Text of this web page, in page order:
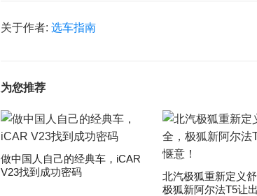
关于作者: 选车指南
为您推荐
做中国人自己的经典车，iCAR
V23找到成功密码
北汽极狐重新定义
极狐新阿尔法T5让